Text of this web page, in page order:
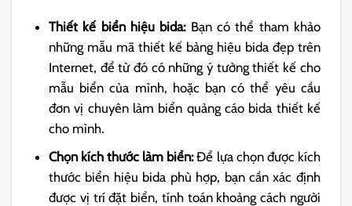
Thiết kế biển hiệu bida:Bạn có thể tham khảo
những mẫu mã thiết kế bảng hiệu bida đẹp trên
Internet, để từ đó có những ý tưởng thiết kế cho
mẫu biển của mình, hoặc bạn có thể yêu cầu
đơn vị chuyên làm biển quảng cáo bida thiết kế
cho mình.
Chọn kích thước làm biển:Để lựa chọn được kích
thước biển hiệu bida phù hợp, bạn cần xác định
được vị trí đặt biển, tính toán khoảng cách người